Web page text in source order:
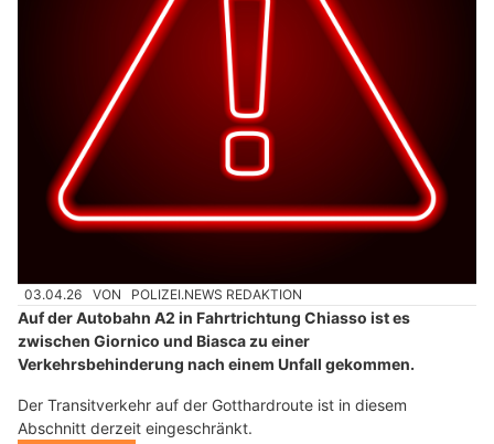
03.04.26 VON POLIZEI.NEWS REDAKTION
Auf der Autobahn A2 in Fahrtrichtung Chiasso ist es
zwischen Giornico und Biasca zu einer
Verkehrsbehinderung nach einem Unfall gekommen.
Der Transitverkehr auf der Gotthardroute ist in diesem
Abschnitt derzeit eingeschränkt.